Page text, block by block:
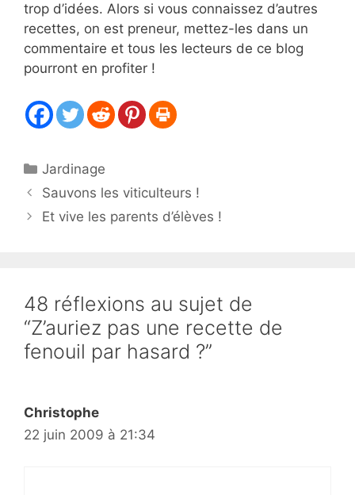
trop d’idées. Alors si vous connaissez d’autres
recettes, on est preneur, mettez-les dans un
commentaire et tous les lecteurs de ce blog
pourront en profiter !
Catégories
Jardinage
Sauvons les viticulteurs !
Et vive les parents d’élèves !
48 réflexions au sujet de
“Z’auriez pas une recette de
fenouil par hasard ?”
Christophe
22 juin 2009 à 21:34